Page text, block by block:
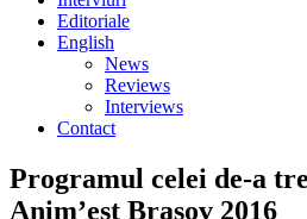
Editoriale
English
News
Reviews
Interviews
Contact
Programul celei de-a
Anim’est Brașov 2016